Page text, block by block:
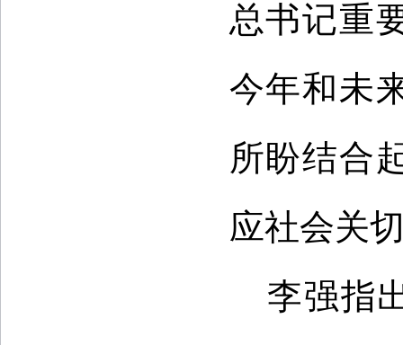
总书记重
今年和未
所盼结合
应社会关
李强指